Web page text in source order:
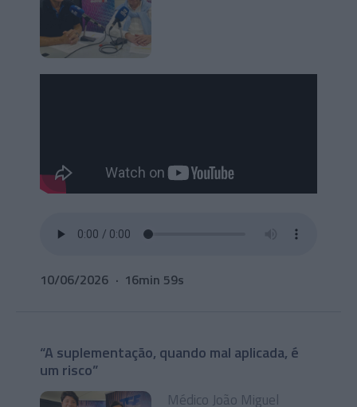
10/06/2026 16min 59s
“A suplementação, quando mal aplicada, é
um risco”
Médico João Miguel